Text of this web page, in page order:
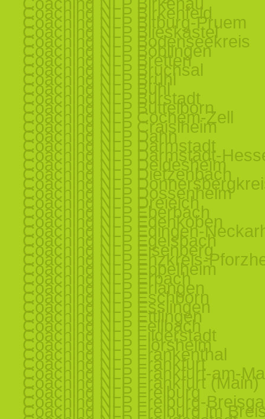
Coaching NLP Birkenfeld
Coaching NLP Bitburg-Pruem
Coaching NLP Blieskastel
Coaching NLP Bodenseekreis
Coaching NLP Böblingen
Coaching NLP Bretten
Coaching NLP Bruchsal
Coaching NLP Brühl
Coaching NLP Bühl
Coaching NLP Bürstadt
Coaching NLP Büttelborn
Coaching NLP Cochem-Zell
Coaching NLP Craislheim
Coaching NLP Dahn
Coaching NLP Darmstadt
Coaching NLP Darmstadt-
Coaching NLP Deidesheim
Coaching NLP Dietzenbach
Coaching NLP
Coaching NLP Dossenheim
Coaching NLP Dreieich
Coaching NLP Eberbach
Coaching NLP Edenkoben
Coaching NLP Edingen-
Coaching NLP Egelsbach
Coaching NLP Eisenberg
Coaching NLP Enzkreis-
Coaching NLP Eppelheim
Coaching NLP Erbach
Coaching NLP Erlangen
Coaching NLP Eschborn
Coaching NLP Esslingen
Coaching NLP Ettlingen
Coaching NLP Fellbach
Coaching NLP Filderstadt
Coaching NLP Flörsheim
Coaching NLP Frankenthal
Coaching NLP Frankfurt
Coaching NLP Frankfurt-am-
Coaching NLP Frankfurt (Main)
Coaching NLP Freiburg
Coaching NLP Freiburg-
Coaching NLP Freiburg im